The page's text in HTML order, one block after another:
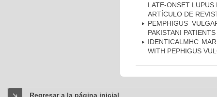
LATE-ONSET
ARTÍCULO DE
PEMPHIGUS
PAKISTANI
IDENTICALMHC
WITH PEPHIGUS
Regresar a la página inicial